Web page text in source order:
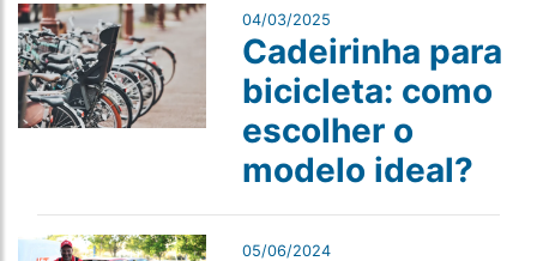
04/03/2025
Cadeirinha para
bicicleta: como
escolher o
modelo ideal?
05/06/2024